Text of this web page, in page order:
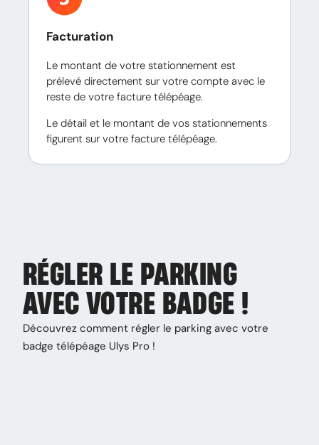
Facturation
Le montant de votre stationnement est
prélevé directement sur votre compte avec le
reste de votre facture télépéage.
Le détail et le montant de vos stationnements
figurent sur votre facture télépéage.
RÉGLER LE PARKING
AVEC VOTRE BADGE !
Découvrez comment régler le parking avec votre
badge télépéage Ulys Pro !